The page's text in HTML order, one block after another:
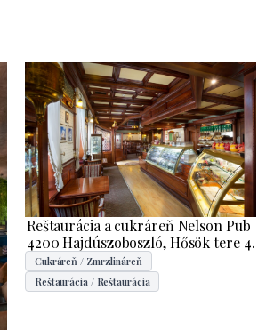
Reštaurácia a cukráreň Nelson Pub
4200 Hajdúszoboszló, Hősök tere 4.
Cukráreň / Zmrzlináreň
Reštaurácia / Reštaurácia